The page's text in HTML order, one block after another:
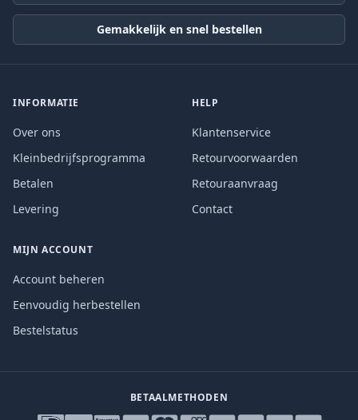
Gemakkelijk en snel bestellen
INFORMATIE
Over ons
Kleinbedrijfsprogramma
Betalen
Levering
HELP
Klantenservice
Retourvoorwaarden
Retouraanvraag
Contact
MIJN ACCOUNT
Account beheren
Eenvoudig herbestellen
Bestelstatus
BETAALMETHODEN